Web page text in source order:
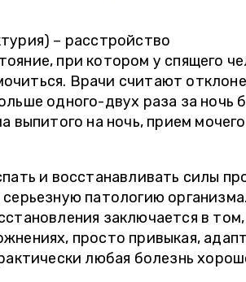
– расстройство
при котором у спящего
Врачи считают
одного-двух раза за ночь
выпитого на ночь, прием
и восстанавливать силы
патологию организма.
заключается в
просто привыкая,
любая болезнь